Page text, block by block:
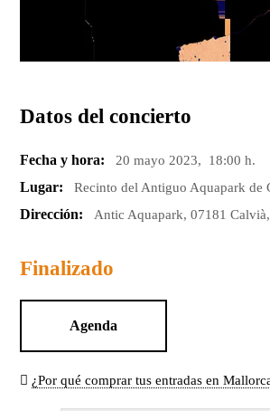
Datos del concierto
Fecha y hora: 20 mayo 2023, 18:00 h.
Lugar: Recinto del Antiguo Aquapark de
Dirección: Antic Aquapark, 07181
Finalizado
Agenda
¿Por qué comprar tus entradas en